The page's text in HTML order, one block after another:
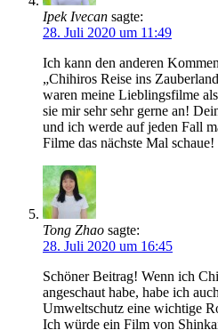
Ipek Ivecan sagte:
28. Juli 2020 um 11:49
Ich kann den anderen
„Chihiros Reise ins
waren meine Lieblingsfilme
sie mir sehr sehr gerne an!
und ich werde auf jeden Fall
Filme das nächste Mal
Tong Zhao sagte:
28. Juli 2020 um 16:45
Schöner Beitrag! Wenn ich
angeschaut habe, habe ich
Umweltschutz eine wichtige
Ich würde ein Film von